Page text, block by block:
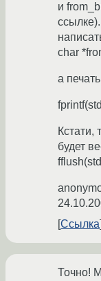
и
char
а
Кстати,
будет
Ссылка
Точно!